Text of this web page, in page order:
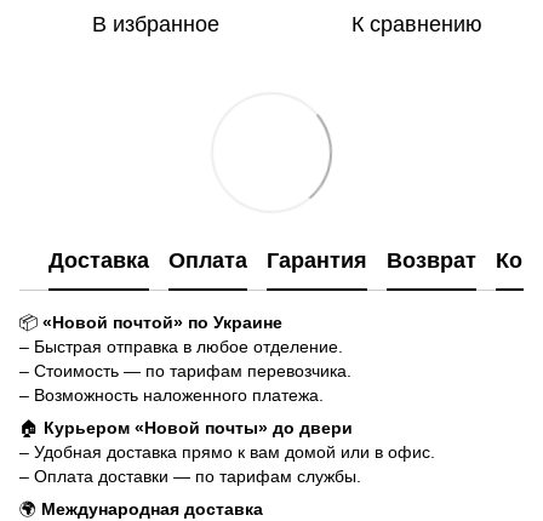
В избранное К сравнению
Доставка Оплата Гарантия Возврат
📦 «Новой почтой» по Украине
– Быстрая отправка в любое отделение.
– Стоимость — по тарифам перевозчика.
– Возможность наложенного платежа.
🏠 Курьером «Новой почты» до двери
– Удобная доставка прямо к вам домой или в офис.
– Оплата доставки — по тарифам службы.
🌍 Международная доставка